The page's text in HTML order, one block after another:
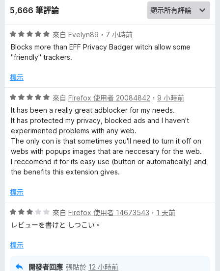
隱
私
廣
攔
截
器
的
論
，
分
5
分
5,666 筆評論
評
價
5
，
分
5
分
來自 Evelyn89 ， 7 小時前
Blocks more than EFF Privacy Badger witch allow some
"friendly" trackers.
標示
評
價
5
分
，
滿
分
5
來自 Firefox 使用者 20084842 ， 9 小時前
It has been a really great adblocker for my needs.
It has protected my privacy, blocked ads and I haven't
experimented problems with any web.
The only con is that sometimes you'll need to turn it off on
webs with popups images that are neccesary for the web.
I reccomend it for its easy use (button or automatically) and
the benefits this extension gives.
標示
評
價
分
來自 Firefox 使用者 14673543 ， 1 天前
レビューを書けと しつこい。
標示
開發者回應 張貼於 12 小時前